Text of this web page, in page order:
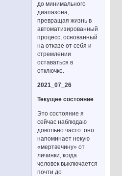
до минимального
диапазона,
превращая жизнь в
автоматизированный
процесс, основанный
на отказе от себя и
стремлении
оставаться в
отключке.
2021_07_26
Текущее состояние
Это состояние я
сейчас наблюдаю
довольно часто: оно
напоминает некую
«мертвечину» от
личинки, когда
человек выключается
почти до